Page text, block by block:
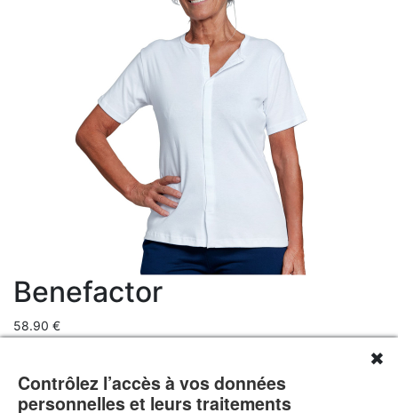
Benefactor
58.90 €
Boutonnage et manipulations facilitées !Ouverture et fermeture
✖
Contrôlez l’accès à vos données
personnelles et leurs traitements